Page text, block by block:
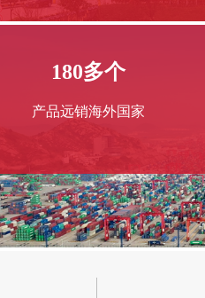
180多个
产品远销海外国家